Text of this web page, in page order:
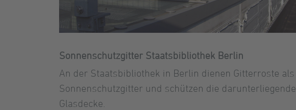
Sonnenschutzgitter Staatsbibliothek Berlin
An der Staatsbibliothek in Berlin dienen Gitterroste als
Sonnenschutzgitter und schützen die darunterliegende
Glasdecke.